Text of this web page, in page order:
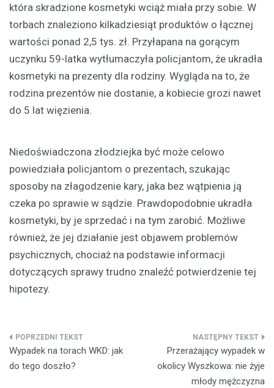
która skradzione kosmetyki wciąż miała przy sobie. W
torbach znaleziono kilkadziesiąt produktów o łącznej
wartości ponad 2,5 tys. zł. Przyłapana na gorącym
uczynku 59-latka wytłumaczyła policjantom, że ukradła
kosmetyki na prezenty dla rodziny. Wygląda na to, że
rodzina prezentów nie dostanie, a kobiecie grozi nawet
do 5 lat więzienia.
Niedoświadczona złodziejka być może celowo
powiedziała policjantom o prezentach, szukając
sposoby na złagodzenie kary, jaka bez wątpienia ją
czeka po sprawie w sądzie. Prawdopodobnie ukradła
kosmetyki, by je sprzedać i na tym zarobić. Możliwe
również, że jej działanie jest objawem problemów
psychicznych, chociaż na podstawie informacji
dotyczących sprawy trudno znaleźć potwierdzenie tej
hipotezy.
Nawigacja
wpisu
Wypadek na torach WKD: jak
do tego doszło?
Przerażający wypadek w
okolicy Wyszkowa: nie żyje
młody mężczyzna